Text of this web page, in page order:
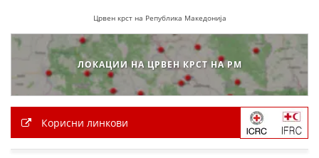
Црвен крст на Република Македонија
ЛОКАЦИИ НА ЦРВЕН КРСТ НА РМ
Корисни линкови